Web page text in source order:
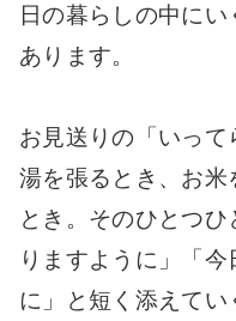
日の暮らしの中に
あります。
お見送りの「いっ
湯を張るとき、お米
とき。そのひとつ
りますように」「
に」と短く添えて